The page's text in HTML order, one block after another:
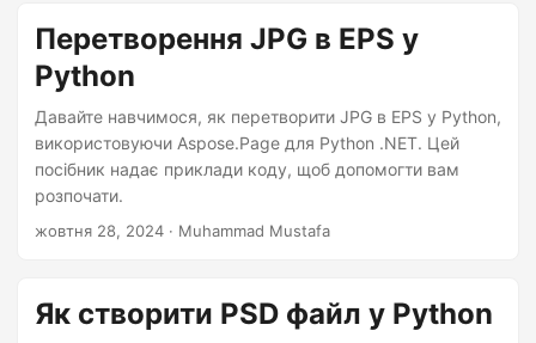
Перетворення JPG в EPS у
Python
Давайте навчимося, як перетворити JPG в EPS у Python,
використовуючи Aspose.Page для Python .NET. Цей
посібник надає приклади коду, щоб допомогти вам
розпочати.
жовтня 28, 2024 · Muhammad Mustafa
Як створити PSD файл у Python